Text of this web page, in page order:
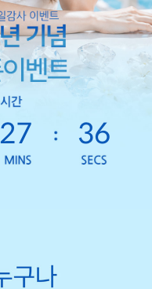
27 34